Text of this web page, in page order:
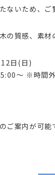
ないため、ご
の質感、素材
日(日)
※時間外を
ご案内が可能